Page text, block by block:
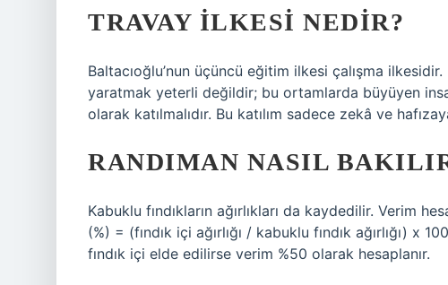
TRAVAY ILKESI NEDIR?
Baltacıoğlu’nun üçüncü eğitim ilkesi çalışma
yaratmak yeterli değildir; bu ortamlarda büyüyen
olarak katılmalıdır. Bu katılım sadece zekâ ve
RANDIMAN NASIL
Kabuklu fındıkların ağırlıkları da kaydedilir. Verim
(%) = (fındık içi ağırlığı / kabuklu fındık ağırlığı) x
fındık içi elde edilirse verim %50 olarak hesaplanır.